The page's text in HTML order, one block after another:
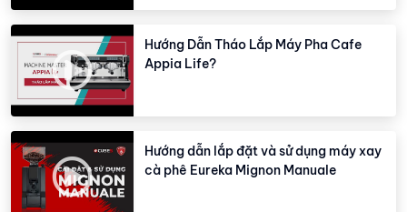
Hướng Dẫn Tháo Lắp Máy Pha Cafe
Appia Life?
Hướng dẫn lắp đặt và sử dụng máy xay
cà phê Eureka Mignon Manuale